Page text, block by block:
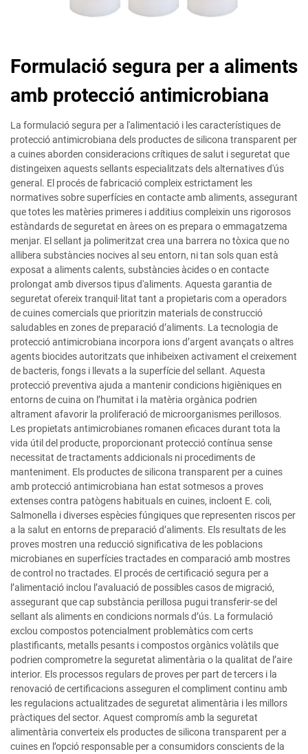
Formulació segura per a aliments
amb protecció antimicrobiana
La formulació segura per a l'alimentació i les característiques de
protecció antimicrobiana dels productes de silicona transparent per
a cuines aborden consideracions crítiques de salut i seguretat que
distingeixen aquests sellants especialitzats dels alternatives d'ús
general. El procés de fabricació compleix estrictament les
normatives sobre superfícies en contacte amb aliments, assegurant
que totes les matèries primeres i additius compleixin uns rigorosos
estàndards de seguretat en àrees on es prepara o emmagatzema
menjar. El sellant ja polimeritzat crea una barrera no tòxica que no
allibera substàncies nocives al seu entorn, ni tan sols quan està
exposat a aliments calents, substàncies àcides o en contacte
prolongat amb diversos tipus d'aliments. Aquesta garantia de
seguretat ofereix tranquil·litat tant a propietaris com a operadors
de cuines comercials que prioritzin materials de construcció
saludables en zones de preparació d’aliments. La tecnologia de
protecció antimicrobiana incorpora ions d’argent avançats o altres
agents biocides autoritzats que inhibeixen activament el creixement
de bacteris, fongs i llevats a la superfície del sellant. Aquesta
protecció preventiva ajuda a mantenir condicions higièniques en
entorns de cuina on l’humitat i la matèria orgànica podrien
altrament afavorir la proliferació de microorganismes perillosos.
Les propietats antimicrobianes romanen eficaces durant tota la
vida útil del producte, proporcionant protecció contínua sense
necessitat de tractaments addicionals ni procediments de
manteniment. Els productes de silicona transparent per a cuines
amb protecció antimicrobiana han estat sotmesos a proves
extenses contra patògens habituals en cuines, incloent E. coli,
Salmonella i diverses espècies fúngiques que representen riscos per
a la salut en entorns de preparació d’aliments. Els resultats de les
proves mostren una reducció significativa de les poblacions
microbianes en superfícies tractades en comparació amb mostres
de control no tractades. El procés de certificació segura per a
l’alimentació inclou l’avaluació de possibles casos de migració,
assegurant que cap substància perillosa pugui transferir-se del
sellant als aliments en condicions normals d’ús. La formulació
exclou compostos potencialment problemàtics com certs
plastificants, metalls pesants i compostos orgànics volàtils que
podrien comprometre la seguretat alimentària o la qualitat de l’aire
interior. Els processos regulars de proves per part de tercers i la
renovació de certificacions asseguren el compliment continu amb
les regulacions actualitzades de seguretat alimentària i les millors
pràctiques del sector. Aquest compromís amb la seguretat
alimentària converteix els productes de silicona transparent per a
cuines en l’opció responsable per a consumidors conscients de la